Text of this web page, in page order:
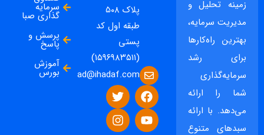
زمینه تحلیل و
مدیریت سرمایه،
بهترین راه‌کارها
برای رشد
سرمایه‌گذاری
شما را ارائه
می‌دهد. با ارائه
سبدهای متنوع
پلاک ۵۰۸
طبقه اول کد
پستی
(۱۵۹۶۹۸۳۵۱۱)
ad@ihadaf.com
سرمایه
گذاری صبا
پرسش و
پاسخ
آموزش
بورس